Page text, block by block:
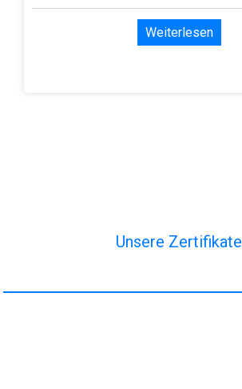
Weiterlesen
Unsere Zertifikate